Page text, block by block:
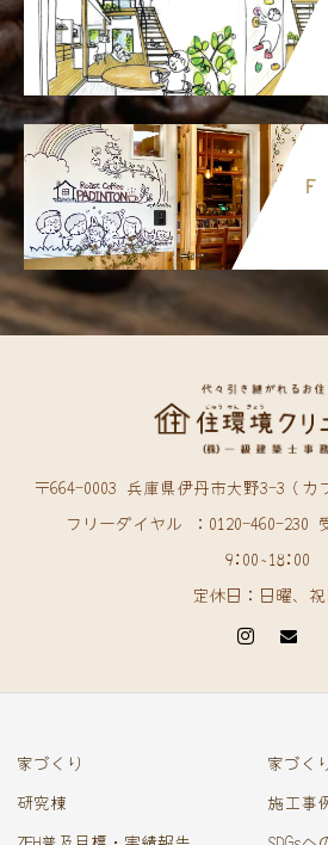
〒664-0003 兵庫県伊丹市大野3-3（カ
フリーダイヤル ：0120-460-230
9:00~18:00
定休日：日曜、祝
家づくり
家づく
研究棟
施工事